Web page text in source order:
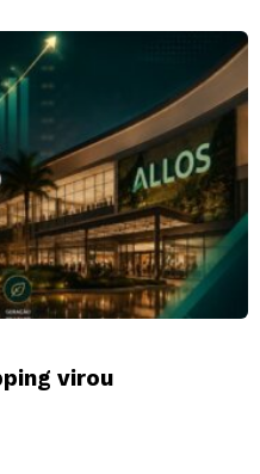
virou